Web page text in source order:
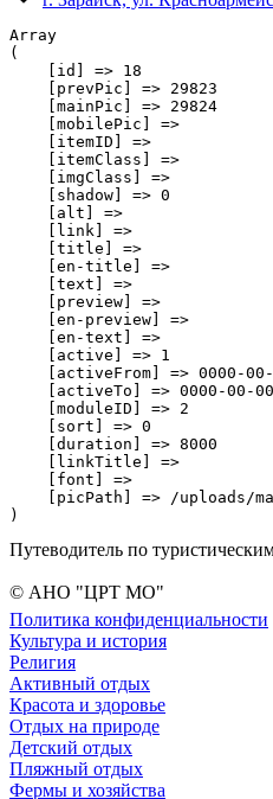
Array
(
    [id] => 18
    [prevPic] => 29823
    [mainPic] => 29824
    [mobilePic] =>
    [itemID] =>
    [itemClass] =>
    [imgClass] =>
    [shadow] => 0
    [alt] =>
    [link] =>
    [title] =>
    [en-title] =>
    [text] =>
    [preview] =>
    [en-preview] =>
    [en-text] =>
    [active] => 1
[activeFrom] => 0000-
    [activeTo] => 0000-00-00
    [moduleID] => 2
    [sort] => 0
    [duration] => 8000
    [linkTitle] =>
    [font] =>
[picPath] => /uploads/
Путеводитель по
© АНО "ЦРТ МО"
Политика конфиденциальности
Культура и история
Религия
Активный отдых
Красота и здоровье
Отдых на природе
Детский отдых
Пляжный отдых
Фермы и хозяйства